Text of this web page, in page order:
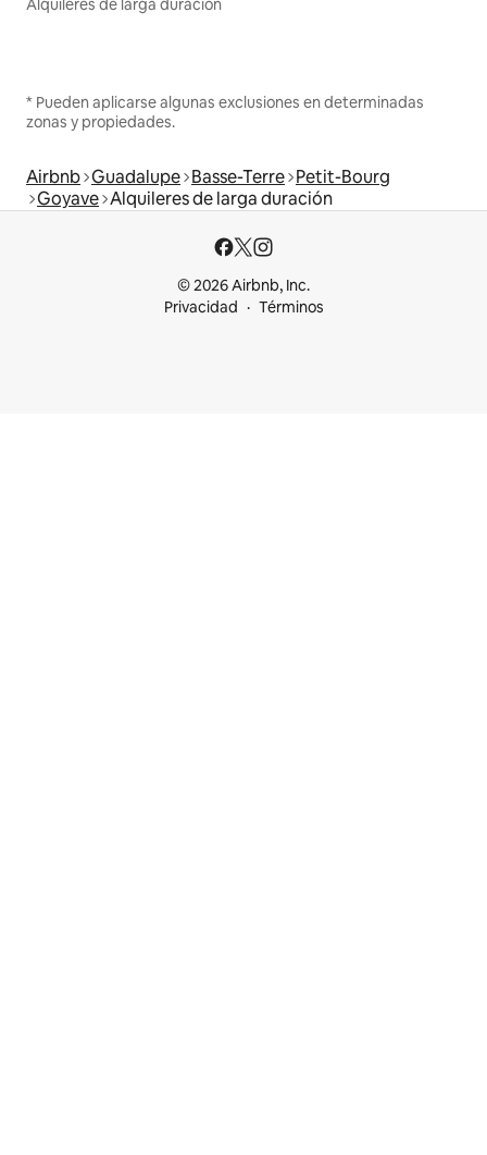
Alquileres de larga duración
* Pueden aplicarse algunas exclusiones en determinadas
zonas y propiedades.
Airbnb Guadalupe Basse-Terre Petit-Bourg
Goyave Alquileres de larga duración
© 2026 Airbnb, Inc.
Privacidad
Términos